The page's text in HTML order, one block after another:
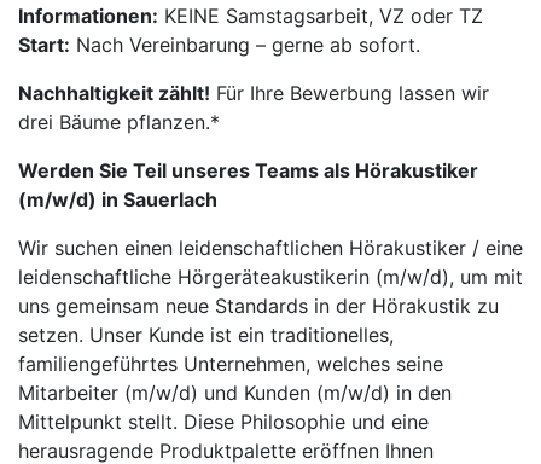
Informationen: KEINE Samstagsarbeit, VZ oder TZ
Start: Nach Vereinbarung – gerne ab sofort.
Nachhaltigkeit zählt! Für Ihre Bewerbung lassen wir
drei Bäume pflanzen.*
Werden Sie Teil unseres Teams als Hörakustiker
(m/w/d) in Sauerlach
Wir suchen einen leidenschaftlichen Hörakustiker / eine
leidenschaftliche Hörgeräteakustikerin (m/w/d), um mit
uns gemeinsam neue Standards in der Hörakustik zu
setzen. Unser Kunde ist ein traditionelles,
familiengeführtes Unternehmen, welches seine
Mitarbeiter (m/w/d) und Kunden (m/w/d) in den
Mittelpunkt stellt. Diese Philosophie und eine
herausragende Produktpalette eröffnen Ihnen